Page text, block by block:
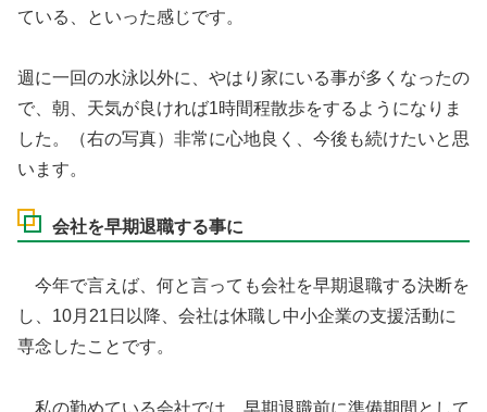
ている、といった感じです。
週に一回の水泳以外に、やはり家にいる事が多くなったの
で、朝、天気が良ければ1時間程散歩をするようになりま
した。（右の写真）非常に心地良く、今後も続けたいと思
います。
会社を早期退職する事に
今年で言えば、何と言っても会社を早期退職する決断を
し、10月21日以降、会社は休職し中小企業の支援活動に
専念したことです。
私の勤めている会社では、早期退職前に準備期間として